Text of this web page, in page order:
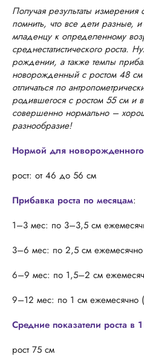
Получая результаты
помнить, что все дети разные,
младенцу к определенному
среднестатистического роста.
рождении, а также темпы
новорожденный с ростом 48 см
отличаться по
родившегося с ростом 55 см и
совершенно нормально –
разнообразие!
Нормой для новорожденного
рост: от 46 до 56 см
Прибавка роста по месяцам:
1–3 мес: по 3–3,5 см
3–6 мес: по 2,5 см ежемесячно
6–9 мес: по 1,5–2 см
9–12 мес: по 1 см ежемесячно
Средние показатели роста в
рост 75 см